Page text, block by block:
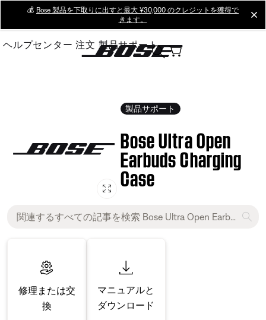
Main
💰 Bose 製品を下取りに出すと最大 ¥30,000 のクレジットを獲得で
きます。
ヘルプセンター 注文 製品サポート
製品サポート
Bose Ultra Open
Earbuds Charging
Case
修理または交
換
マニュアルと
ダウンロード